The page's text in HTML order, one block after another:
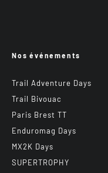
Nos événements
Trail Adventure Days
Trail Bivouac
Paris Brest TT
Enduromag Days
MX2K Days
SUPERTROPHY